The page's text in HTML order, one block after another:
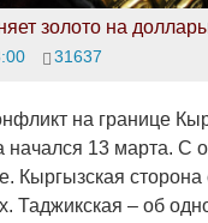
золото на
31637
на границе
начался 13 марта. С
Кыргызская
Таджикская – об